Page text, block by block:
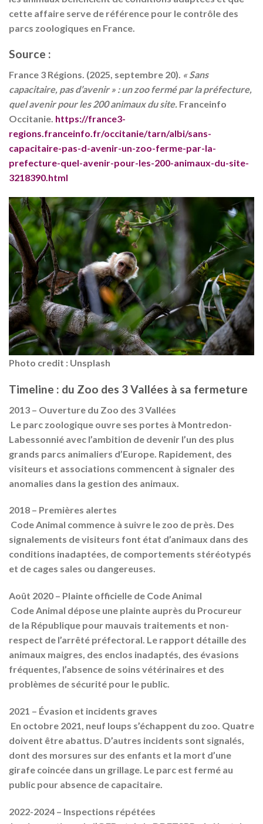
cette affaire serve de référence pour le contrôle des
parcs zoologiques en France.
Source :
France 3 Régions. (2025, septembre 20). « Sans
capacitaire, pas d’avenir » : un zoo fermé par la préfecture,
quel avenir pour les 200 animaux du site. Franceinfo
Occitanie. https://france3-
regions.franceinfo.fr/occitanie/tarn/albi/sans-
capacitaire-pas-d-avenir-un-zoo-ferme-par-la-
prefecture-quel-avenir-pour-les-200-animaux-du-site-
3218390.html
Photo credit : Unsplash
Timeline : du Zoo des 3 Vallées à sa fermeture
2013 – Ouverture du Zoo des 3 Vallées
Le parc zoologique ouvre ses portes à Montredon-
Labessonnié avec l’ambition de devenir l’un des plus
grands parcs animaliers d’Europe. Rapidement, des
visiteurs et associations commencent à signaler des
anomalies dans la gestion des animaux.
2018 – Premières alertes
Code Animal commence à suivre le zoo de près. Des
signalements de visiteurs font état d’animaux dans des
conditions inadaptées, de comportements stéréotypés
et de cages sales ou dangereuses.
Août 2020 – Plainte officielle de Code Animal
Code Animal dépose une plainte auprès du Procureur
de la République pour mauvais traitements et non-
respect de l’arrêté préfectoral. Le rapport détaille des
animaux maigres, des enclos inadaptés, des évasions
fréquentes, l’absence de soins vétérinaires et des
problèmes de sécurité pour le public.
2021 – Évasion et incidents graves
En octobre 2021, neuf loups s’échappent du zoo. Quatre
doivent être abattus. D’autres incidents sont signalés,
dont des morsures sur des enfants et la mort d’une
girafe coincée dans un grillage. Le parc est fermé au
public pour absence de capacitaire.
2022-2024 – Inspections répétées